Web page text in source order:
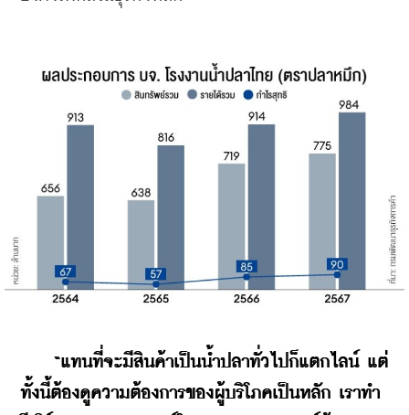
“แทนที่จะมีสินค้าเป็นน้ำปลาทั่วไปก็แตกไลน์ แต่
ทั้งนี้ต้องดูความต้องการของผู้บริโภคเป็นหลัก เราทำ